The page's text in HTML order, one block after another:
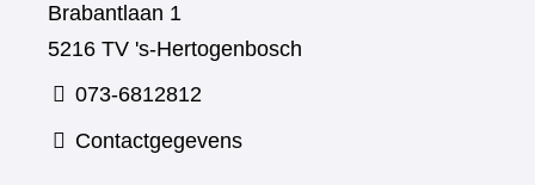
Brabantlaan 1
5216 TV 's-Hertogenbosch
073-6812812
Contactgegevens